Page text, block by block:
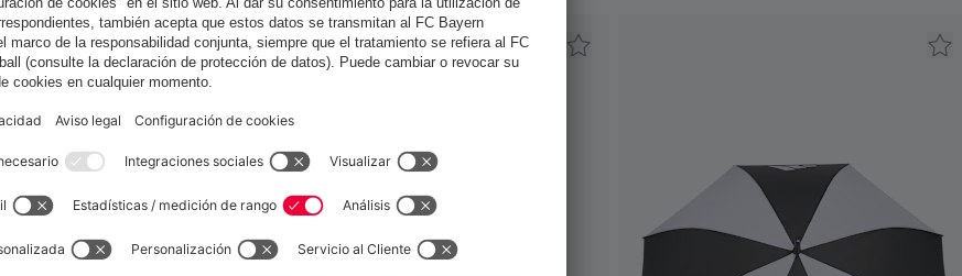
¿Quieres quedarte en la tiendaEspaña?
Españapara entregar allí!